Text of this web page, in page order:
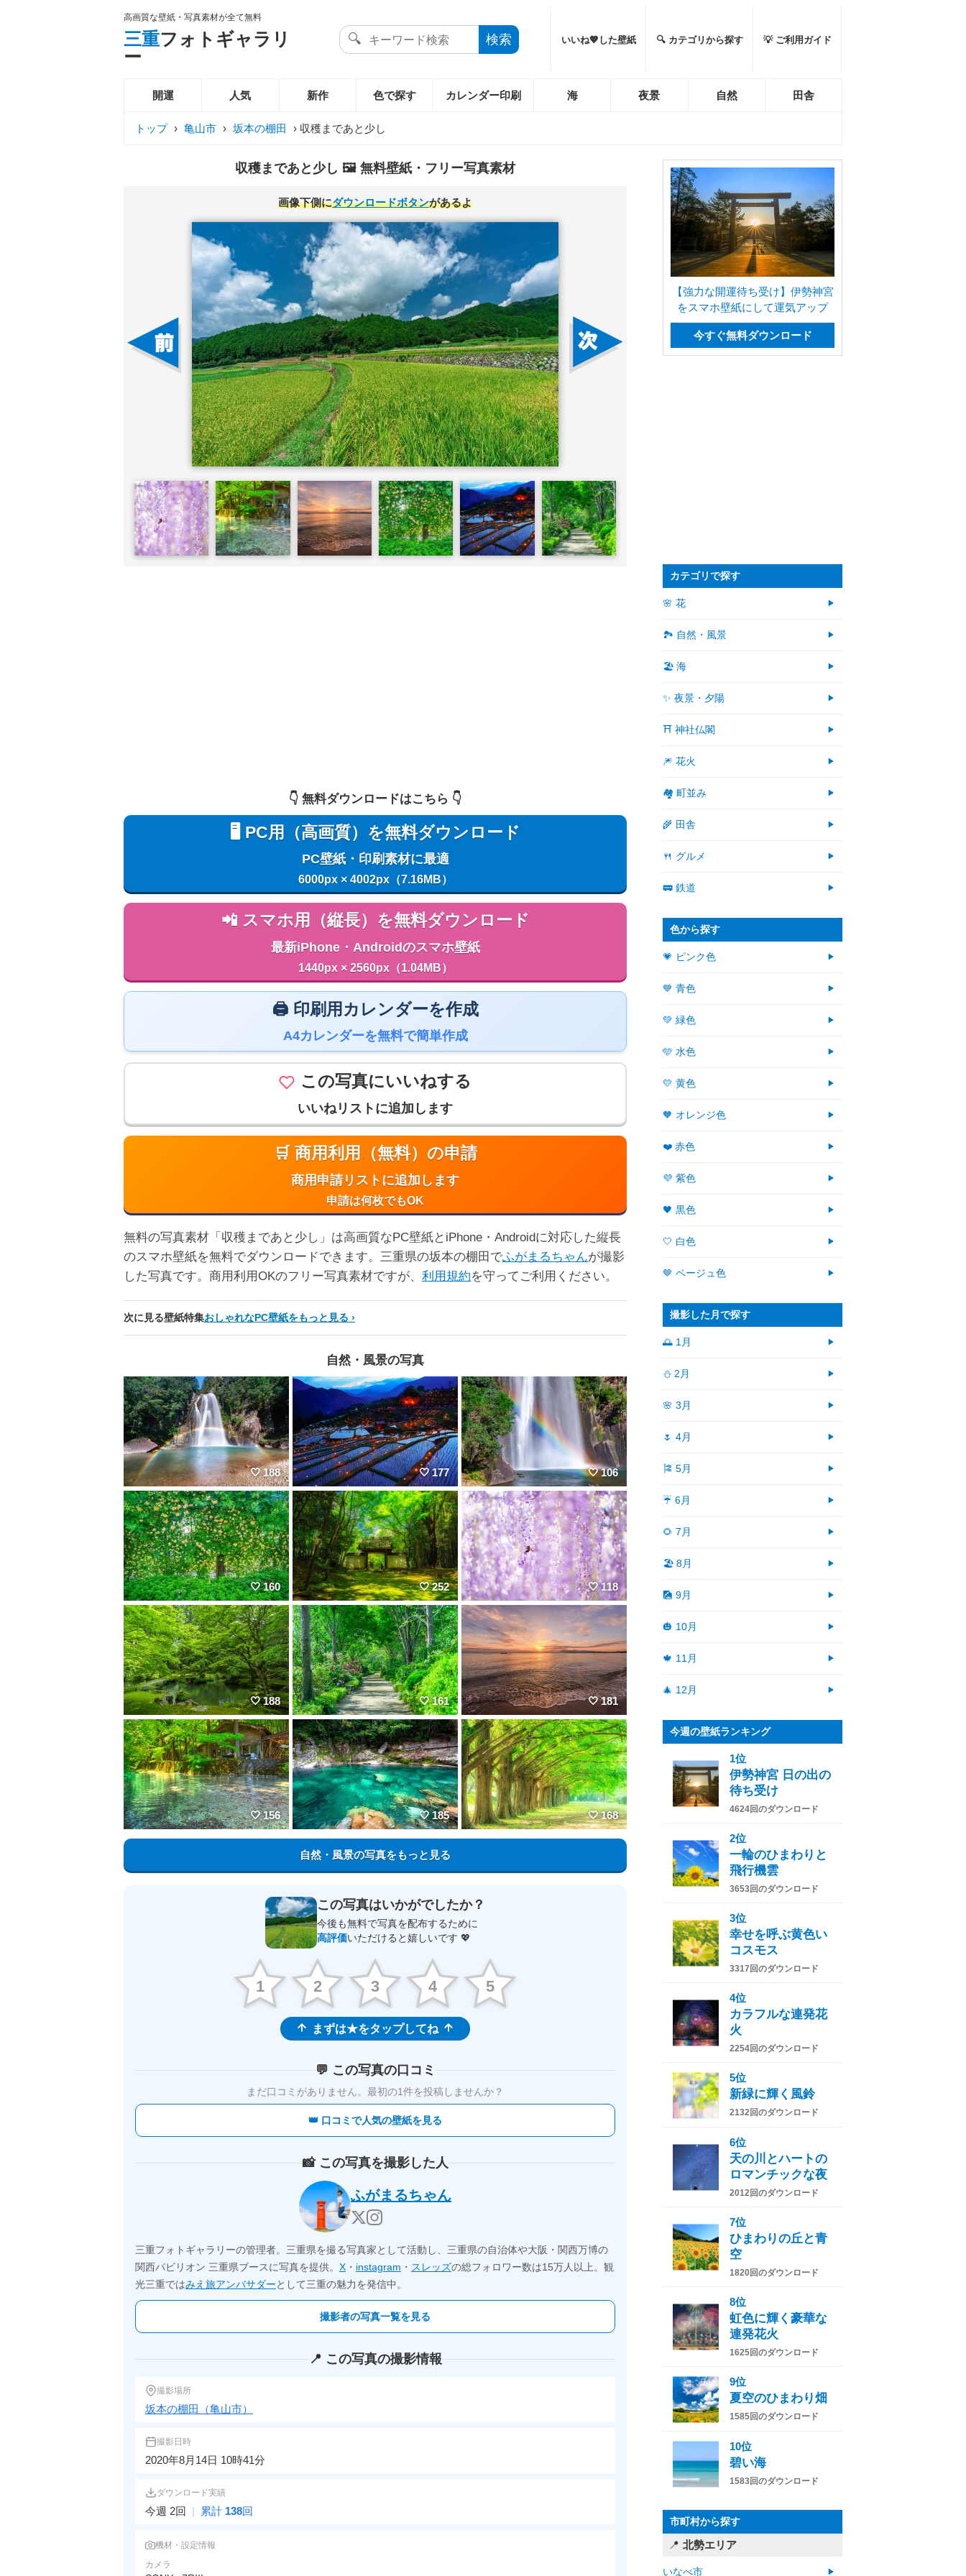
高画質な壁紙・写真素材が全て無料
三重フォトギャラリ
ー
いいね💖した壁紙 🔍 カテゴリから探す 💡 ご利用ガイド
開運 人気 新作 色で探す カレンダー印刷 海 夜景 自然 田舎
トップ › 亀山市 › 坂本の棚田 › 収穫まであと少し
収穫まであと少し 🖼️ 無料壁紙・フリー写真素材
画像下側にダウンロードボタンがあるよ
👇️ 無料ダウンロードはこちら 👇️
🖥️ PC用（高画質）を無料ダウンロード
PC壁紙・印刷素材に最適
6000px × 4002px（7.16MB）
📲 スマホ用（縦長）を無料ダウンロード
最新iPhone・Androidのスマホ壁紙
1440px × 2560px（1.04MB）
🖨️ 印刷用カレンダーを作成
A4カレンダーを無料で簡単作成
この写真にいいねする
いいねリストに追加します
🛒 商用利用（無料）の申請
商用申請リストに追加します
申請は何枚でもOK
無料の写真素材「収穫まであと少し」は高画質なPC壁紙とiPhone・Androidに対応した縦長
のスマホ壁紙を無料でダウンロードできます。三重県の坂本の棚田でふがまるちゃんが撮影
した写真です。商用利用OKのフリー写真素材ですが、 利用規約を守ってご利用ください。
次に見る壁紙特集おしゃれなPC壁紙をもっと見る
自然・風景の写真
188 177 106
160 252 118
188 161 181
156 185 168
自然・風景の写真をもっと見る
この写真はいかがでしたか？
今後も無料で写真を配布するために
高評価いただけると嬉しいです 💖
1 2 3 4 5
まずは★をタップしてね
💬 この写真の口コミ
まだ口コミがありません。 最初の1件を投稿しませんか？
👑 口コミで人気の壁紙を見る
📸 この写真を撮影した人
ふがまるちゃん
三重フォトギャラリーの管理者。三重県を撮る写真家として活動し、三重県の自治体や大阪・関西万博の
関西パビリオン 三重県ブースに写真を提供。 X ・ instagram ・ スレッズの総フォロワー数は15万人以上。観
光三重ではみえ旅アンバサダーとして三重の魅力を発信中。
撮影者の写真一覧を見る
📍 この写真の撮影情報
撮影場所
坂本の棚田（亀山市）
撮影日時
2020年8月14日 10時41分
ダウンロード実績
今週 2回 | 累計 138回
機材・設定情報
カメラ
【強力な開運待ち受け】伊勢神宮
をスマホ壁紙にして運気アップ
今すぐ無料ダウンロード
カテゴリで探す
🌸 花
🏞️ 自然・風景
🏖 海
✨ 夜景・夕陽
⛩ 神社仏閣
🎆 花火
🏘 町並み
🌾 田舎
🍴 グルメ
🚃 鉄道
色から探す
💗 ピンク色
💙 青色
💚 緑色
🩵 水色
💛 黄色
🧡 オレンジ色
❤️ 赤色
💜 紫色
🖤 黒色
🤍 白色
🤎 ベージュ色
撮影した月で探す
🌅 1月
⛄ 2月
🌸 3月
🌷 4月
🎏 5月
☔ 6月
🌻 7月
🏖 8月
🎑 9月
🎃 10月
🍁 11月
🎄 12月
今週の壁紙ランキング
1位
伊勢神宮 日の出の
待ち受け
4624回のダウンロード
2位
一輪のひまわりと
飛行機雲
3653回のダウンロード
3位
幸せを呼ぶ黄色い
コスモス
3317回のダウンロード
4位
カラフルな連発花
火
2254回のダウンロード
5位
新緑に輝く風鈴
2132回のダウンロード
6位
天の川とハートの
ロマンチックな夜
2012回のダウンロード
7位
ひまわりの丘と青
空
1820回のダウンロード
8位
虹色に輝く豪華な
連発花火
1625回のダウンロード
9位
夏空のひまわり畑
1585回のダウンロード
10位
碧い海
1583回のダウンロード
市町村から探す
北勢エリア
いなべ市